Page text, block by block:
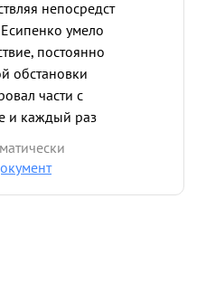
непосредст
умело
постоянно
обстановки
части с
и каждый раз
в жизнь
Тов.
орденом "КРАСНАЯ